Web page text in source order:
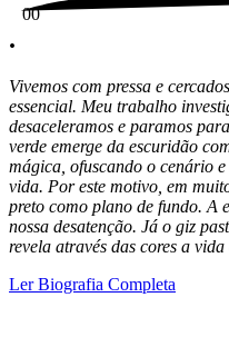
00
.
Vivemos com pressa e
essencial. Meu trabalho
desaceleramos e paramos
verde emerge da escuridão
mágica, ofuscando o cenário
vida. Por este motivo, em
preto como plano de fundo. A
nossa desatenção. Já o giz
revela através das cores a
Ler Biografia Completa